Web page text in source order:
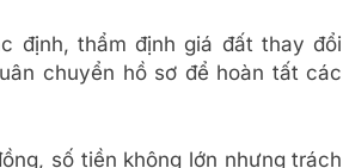
định, thẩm định giá đất thay đổi
chuyển hồ sơ để hoàn tất các
số tiền không lớn nhưng trách